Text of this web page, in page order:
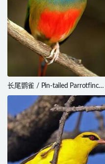
长尾鹦雀 / Pin-tailed Parrotfinch /
Erythrura prasina